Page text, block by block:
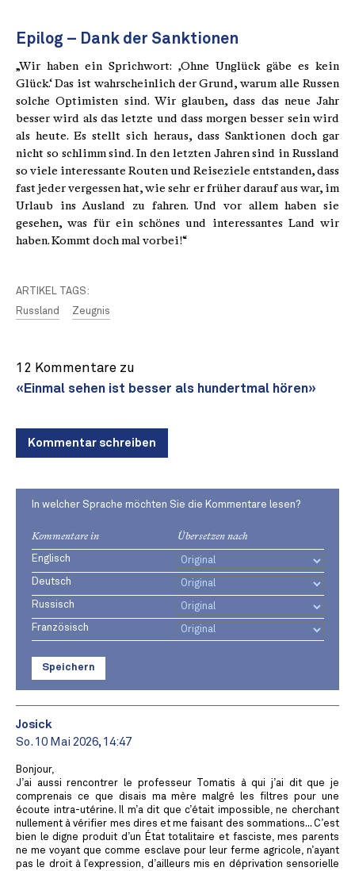
Epilog – Dank der Sanktionen
„Wir haben ein Sprichwort: ‚Ohne Unglück gäbe es kein
Glück.‘ Das ist wahrscheinlich der Grund, warum alle Russen
solche Optimisten sind. Wir glauben, dass das neue Jahr
besser wird als das letzte und dass morgen besser sein wird
als heute. Es stellt sich heraus, dass Sanktionen doch gar
nicht so schlimm sind. In den letzten Jahren sind in Russland
so viele interessante Routen und Reiseziele entstanden, dass
fast jeder vergessen hat, wie sehr er früher darauf aus war, im
Urlaub ins Ausland zu fahren. Und vor allem haben sie
gesehen, was für ein schönes und interessantes Land wir
haben. Kommt doch mal vorbei!“
ARTIKEL TAGS:
Russland
Zeugnis
12 Kommentare zu
«Einmal sehen ist besser als hundertmal hören»
Kommentar schreiben
In welcher Sprache möchten Sie die Kommentare lesen?
Kommentare in Übersetzen nach
Englisch
Deutsch
Russisch
Französisch
Speichern
Josick
So. 10 Mai 2026, 14:47
Bonjour,
J’ai aussi rencontrer le professeur Tomatis à qui j’ai dit que je
comprenais ce que disais ma mère malgré les filtres pour une
écoute intra-utérine. Il m’a dit que c’était impossible, ne cherchant
nullement à vérifier mes dires et me faisant des sommations... C’est
bien le digne produit d’un État totalitaire et fasciste, mes parents
ne me voyant que comme esclave pour leur ferme agricole, n’ayant
pas le droit à l’expression, d’ailleurs mis en déprivation sensorielle